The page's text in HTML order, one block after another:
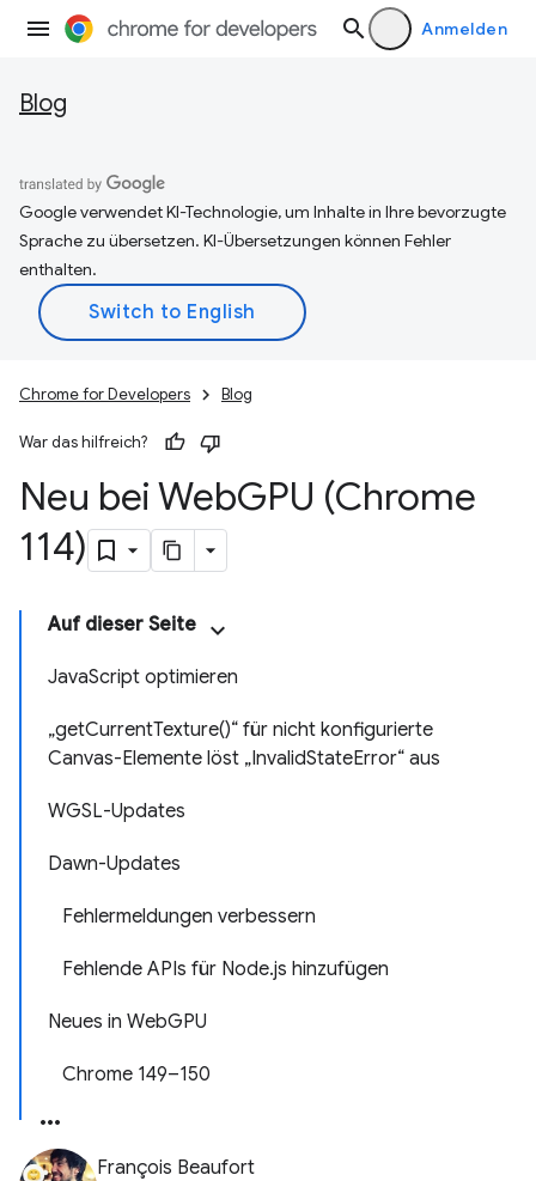
Anmelden
Blog
Google verwendet KI-Technologie, um Inhalte in Ihre bevorzugte
Sprache zu übersetzen. KI-Übersetzungen können Fehler
enthalten.
Chrome for Developers Blog
War das hilfreich?
Neu bei WebGPU (Chrome
114)
Auf dieser Seite
JavaScript optimieren
„getCurrentTexture()“ für nicht konfigurierte
Canvas-Elemente löst „InvalidStateError“ aus
WGSL-Updates
Dawn-Updates
Fehlermeldungen verbessern
Fehlende APIs für Node.js hinzufügen
Neues in WebGPU
Chrome 149–150
François Beaufort